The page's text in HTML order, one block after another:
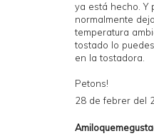
ya está hecho. Y
normalmente
temperatura
tostado lo
en la tostadora.
Petons!
28 de febrer del